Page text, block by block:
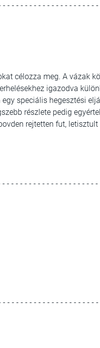
- - - - - - - - - - - - - - - - - - - -
célozza meg. A vázak
igazodva
speciális hegesztési
részlete pedig
rejtetten fut,
- - - - - - - - - - - - - - - - - - - -
- - - - - - - - - - - - - - - - - - - -